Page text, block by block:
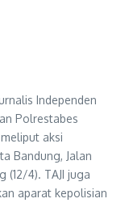
Independen
Polrestabes
aksi
Bandung, Jalan
(12/4). TAJI juga
aparat kepolisian